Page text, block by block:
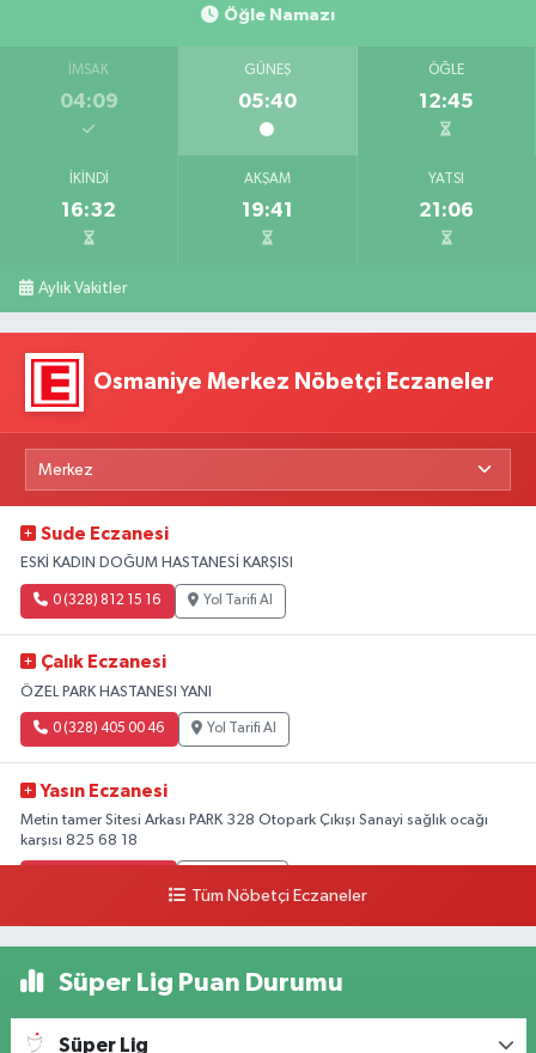
Öğle Namazı
İMSAK
04:09
GÜNEŞ
05:40
ÖĞLE
12:45
İKINDI
16:32
AKŞAM
19:41
YATSI
21:06
Aylık Vakitler
Osmaniye Merkez Nöbetçi Eczaneler
Sude Eczanesi
ESKİ KADIN DOĞUM HASTANESİ KARŞISI
0 (328) 812 15 16 Yol Tarifi Al
Çalık Eczanesi
ÖZEL PARK HASTANESI YANI
0 (328) 405 00 46 Yol Tarifi Al
Yasın Eczanesi
Metin tamer Sitesi Arkası PARK 328 Otopark Çıkışı Sanayi sağlık ocağı
karşısı 825 68 18
Tüm Nöbetçi Eczaneler
Süper Lig Puan Durumu
Süper Lig